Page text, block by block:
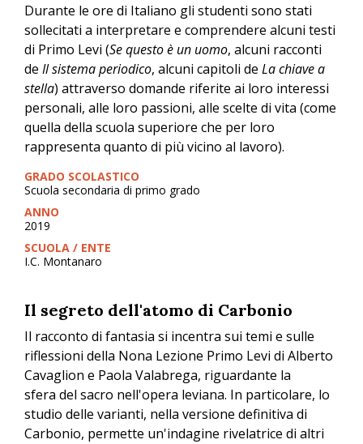
Durante le ore di Italiano gli studenti sono stati
sollecitati a interpretare e comprendere alcuni testi
di Primo Levi (Se questo è un uomo, alcuni racconti
de Il sistema periodico, alcuni capitoli de La chiave a
stella) attraverso domande riferite ai loro interessi
personali, alle loro passioni, alle scelte di vita (come
quella della scuola superiore che per loro
rappresenta quanto di più vicino al lavoro).
GRADO SCOLASTICO
Scuola secondaria di primo grado
ANNO
2019
SCUOLA / ENTE
I.C. Montanaro
Il segreto dell'atomo di Carbonio
Il racconto di fantasia si incentra sui temi e sulle
riflessioni della Nona Lezione Primo Levi di Alberto
Cavaglion e Paola Valabrega, riguardante la
sfera del sacro nell'opera leviana. In particolare, lo
studio delle varianti, nella versione definitiva di
Carbonio, permette un'indagine rivelatrice di altri